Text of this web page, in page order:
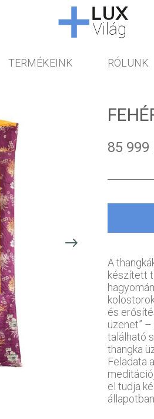
TERMÉKEINK RÓLUNK
85 999
A
készített
és
üzenet”
található
thangka
Feladata
el tudja